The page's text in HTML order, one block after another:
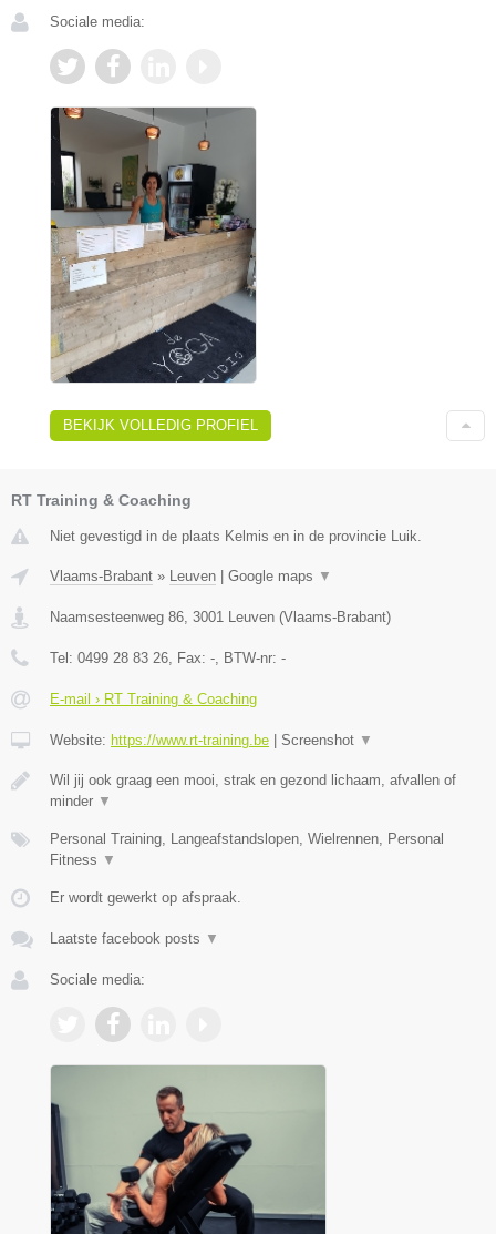
Sociale media:
BEKIJK VOLLEDIG PROFIEL
RT Training & Coaching
Niet gevestigd in de plaats Kelmis en in de provincie Luik.
Vlaams-Brabant » Leuven | Google maps ▼
Naamsesteenweg 86 3001 Leuven (Vlaams-Brabant)
Tel: 0499 28 83 26 , Fax: - , BTW-nr: -
E-mail › RT Training & Coaching
Website: https://www.rt-training.be | Screenshot ▼
Wil jij ook graag een mooi, strak en gezond lichaam, afvallen of
minder ▼
Personal Training, Langeafstandslopen, Wielrennen, Personal
Fitness ▼
Er wordt gewerkt op afspraak.
Laatste facebook posts ▼
Sociale media: